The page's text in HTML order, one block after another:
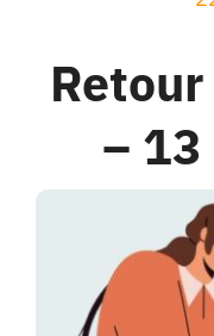
Calendriers
Contacts
–